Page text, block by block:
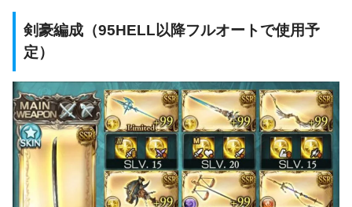
剣豪編成（95HELL以降フルオートで使用予
定）